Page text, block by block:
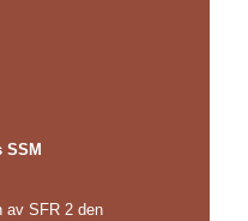
SSM
av SFR 2 den